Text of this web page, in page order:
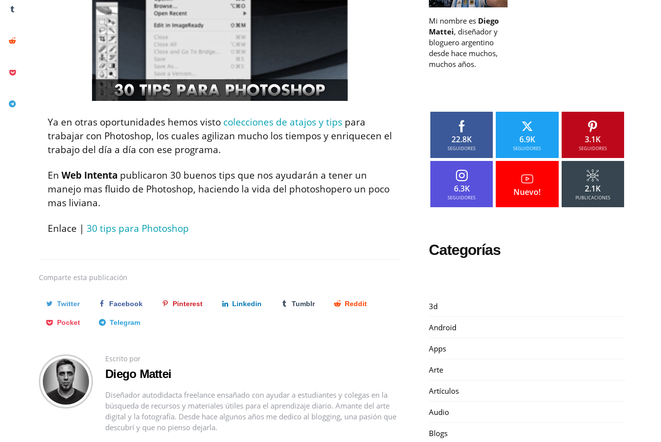
Ya en otras oportunidades hemos visto colecciones de atajos y tips para
trabajar con Photoshop, los cuales agilizan mucho los tiempos y enriquecen el
trabajo del día a día con ese programa.
En Web Intenta publicaron 30 buenos tips que nos ayudarán a tener un
manejo mas fluido de Photoshop, haciendo la vida del photoshopero un poco
mas liviana.
Enlace | 30 tips para Photoshop
Comparte esta publicación
Twitter Facebook Pinterest Linkedin Tumblr Reddit
Pocket Telegram
Escrito por
Diego Mattei
Diseñador autodidacta freelance ensañado con ayudar a estudiantes y colegas en la
búsqueda de recursos y materiales útiles para el aprendizaje diario. Amante del arte
digital y la fotografía. Desde hace algunos años me dedico al blogging, una pasión que
descubrí y que no pienso dejarla.
Mi nombre es Diego
Mattei, diseñador y
bloguero argentino
desde hace muchos,
muchos años.
22.8K
SEGUIDORES
6.9K
SEGUIDORES
3.1K
SEGUIDORES
6.3K
SEGUIDORES
Nuevo! 2.1K
PUBLICACIONES
Categorías
3d
Android
Apps
Arte
Artículos
Audio
Blogs